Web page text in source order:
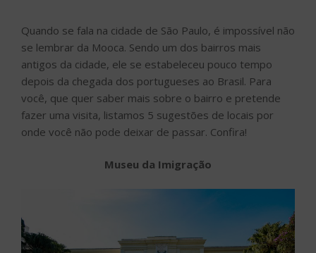
Quando se fala na cidade de São Paulo, é impossível não
se lembrar da Mooca. Sendo um dos bairros mais
antigos da cidade, ele se estabeleceu pouco tempo
depois da chegada dos portugueses ao Brasil. Para
você, que quer saber mais sobre o bairro e pretende
fazer uma visita, listamos 5 sugestões de locais por
onde você não pode deixar de passar. Confira!
Museu da Imigração